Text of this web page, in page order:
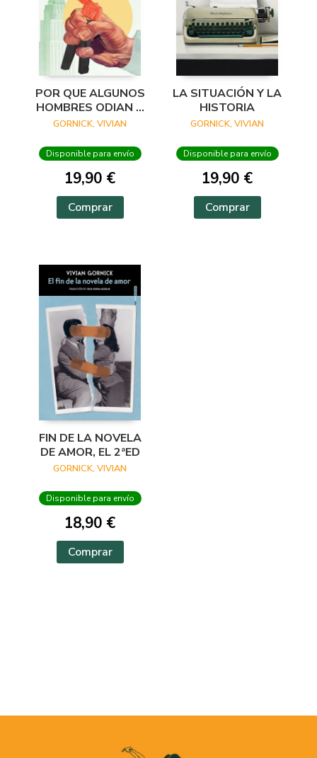
POR QUE ALGUNOS
HOMBRES ODIAN A
LAS MUJERES
GORNICK, VIVIAN
Disponible para envío
19,90 €
Comprar
LA SITUACIÓN Y LA
HISTORIA
GORNICK, VIVIAN
Disponible para envío
19,90 €
Comprar
FIN DE LA NOVELA
DE AMOR, EL 2ªED
GORNICK, VIVIAN
Disponible para envío
18,90 €
Comprar